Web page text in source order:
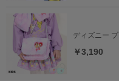
ディズニー
￥3,190